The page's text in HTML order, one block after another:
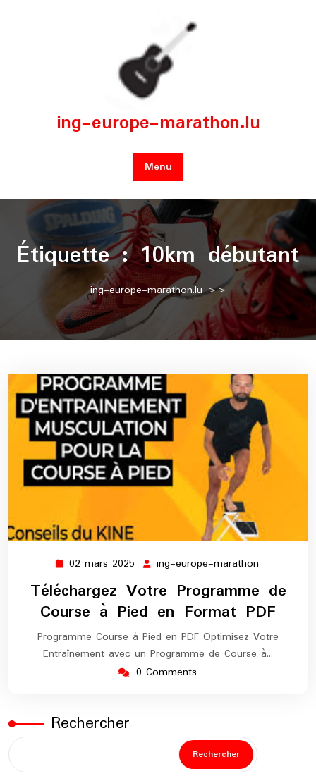
ing-europe-marathon.lu
Menu
Étiquette :10km débutant
ing-europe-marathon.lu>>
02 mars 2025 02
mars
2025
ing-europe-marathon
europe-
marathon
Téléchargez Votre Programme de
Course à Pied en Format PDF
Programme Course à Pied en PDF Optimisez Votre
Entraînement avec un Programme de Course à…
0 Comments
Rechercher
Rechercher